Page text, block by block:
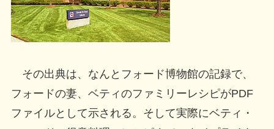
その出典は、なんとフォード博物館の記録で、
フォードの妻、ベティのファミリーレシピがPDF
ファイルとして示される。そして実際にベティ・